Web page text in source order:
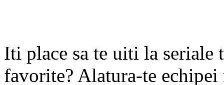
Iti place sa te uiti la seriale
favorite? Alatura-te echipei